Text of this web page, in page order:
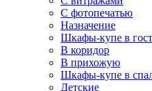
С фотопечатью
Назначение
Шкафы-купе в
В коридор
В прихожую
Шкафы-купе в
Детские